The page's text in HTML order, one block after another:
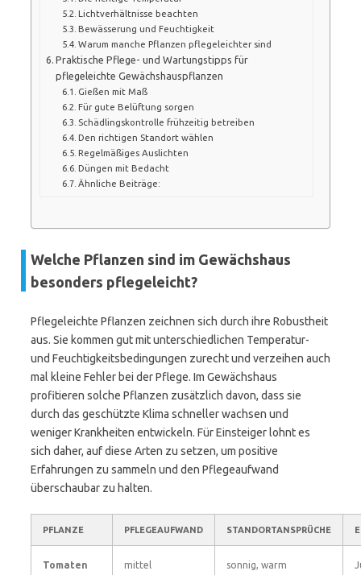
Lichtverhältnisse beachten
Bewässerung und Feuchtigkeit
Warum manche Pflanzen pflegeleichter sind
Praktische Pflege- und Wartungstipps für
pflegeleichte Gewächshauspflanzen
Gießen mit Maß
Für gute Belüftung sorgen
Schädlingskontrolle frühzeitig betreiben
Den richtigen Standort wählen
Regelmäßiges Auslichten
Düngen mit Bedacht
Ähnliche Beiträge:
Welche Pflanzen sind im Gewächshaus
besonders pflegeleicht?
Pflegeleichte Pflanzen zeichnen sich durch ihre Robustheit
aus. Sie kommen gut mit unterschiedlichen Temperatur-
und Feuchtigkeitsbedingungen zurecht und verzeihen auch
mal kleine Fehler bei der Pflege. Im Gewächshaus
profitieren solche Pflanzen zusätzlich davon, dass sie
durch das geschützte Klima schneller wachsen und
weniger Krankheiten entwickeln. Für Einsteiger lohnt es
sich daher, auf diese Arten zu setzen, um positive
Erfahrungen zu sammeln und den Pflegeaufwand
überschaubar zu halten.
PFLANZE PFLEGEAUFWAND STANDORTANSPRÜCHE
Tomaten mittel sonnig, warm